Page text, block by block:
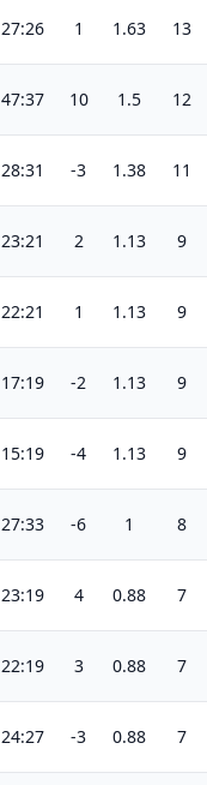
27:26 1 1.63 13
47:37 10 1.5 12
28:31 -3 1.38 11
23:21 2 1.13 9
22:21 1 1.13 9
17:19 -2 1.13 9
15:19 -4 1.13 9
27:33 -6 1 8
23:19 4 0.88 7
22:19 3 0.88 7
24:27 -3 0.88 7